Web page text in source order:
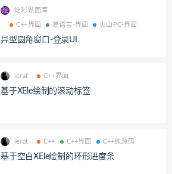
炫彩界面库
C++界面 易语言-界面 火山PC-界面
异型圆角窗口-登录UI
ierat C++界面
基于XEle绘制的滚动标签
ierat C++ C++界面 C++纯源码
基于空白XEle绘制的环形进度条